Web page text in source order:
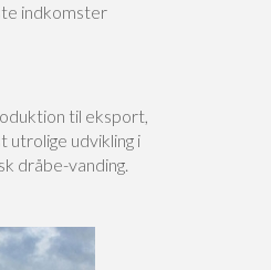
indkomster
til eksport,
utrolige udvikling i
dråbe-vanding.